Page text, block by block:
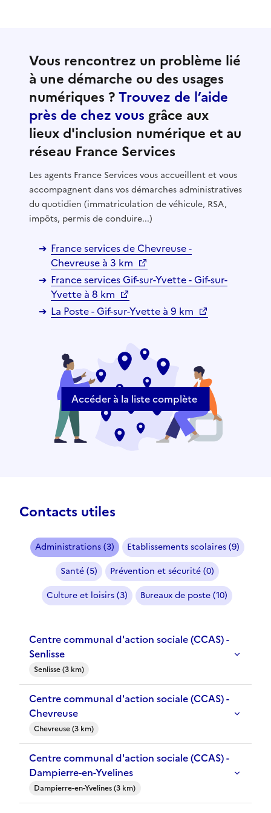
Vous rencontrez un problème lié
à une démarche ou des usages
numériques ?Trouvez de l’aide
près de chez vous grâce aux
lieux d'inclusion numérique et au
réseau France Services
Les agents France Services vous accueillent et vous
accompagnent dans vos démarches administratives
du quotidien (immatriculation de véhicule, RSA,
impôts, permis de conduire...)
France services de Chevreuse -
Chevreuse à 3 km
France services Gif-sur-Yvette - Gif-sur-
Yvette à 8 km
La Poste - Gif-sur-Yvette à 9 km
Accéder à la liste complète
Contacts utiles
Administrations (3)
Etablissements scolaires (9)
Santé (5)
Prévention et sécurité (0)
Culture et loisirs (3)
Bureaux de poste (10)
Centre communal d'action sociale (CCAS) -
Senlisse
Senlisse (3 km)
Centre communal d'action sociale (CCAS) -
Chevreuse
Chevreuse (3 km)
Centre communal d'action sociale (CCAS) -
Dampierre-en-Yvelines
Dampierre-en-Yvelines (3 km)